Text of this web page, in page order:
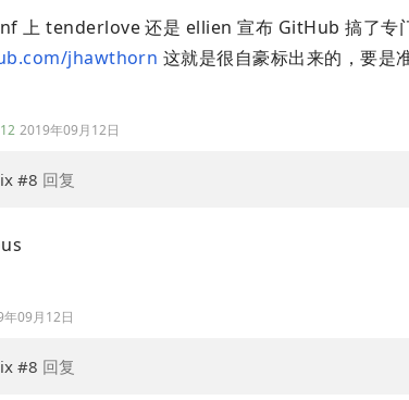
上 tenderlove 还是 ellien 宣布 GitHub 搞了专
jhawthorn 这就是很自豪标出来的，要是
2019年09月12日
#8 回复
09月12日
#8 回复